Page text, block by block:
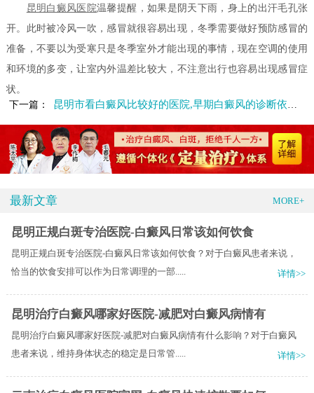
昆明白癜风医院温馨提醒，如果是阴天下雨，身上的出汗毛孔张
开。此时被冷风一吹，感冒就很容易出现，冬季需要做好预防感冒的
准备，不要以为受寒只是冬季室外才能出现的事情，现在空调的使用
和环境的多变，让室内外温差比较大，不注意出行也容易出现感冒症
状。
下一篇：
昆明市看白癜风比较好的医院,早期白癜风的诊断依据是什么
最新文章 MORE+
昆明正规白斑专治医院-白癜风日常该如何饮食
昆明正规白斑专治医院-白癜风日常该如何饮食？对于白癜风患者来说，
恰当的饮食安排可以作为日常调理的一部.....
详情>>
昆明治疗白癜风哪家好医院-减肥对白癜风病情有
昆明治疗白癜风哪家好医院-减肥对白癜风病情有什么影响？对于白癜风
患者来说，维持身体状态的稳定是日常管.....
详情>>